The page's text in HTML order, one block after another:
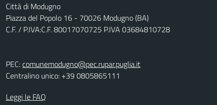
Città di Modugno
Piazza del Popolo 16 - 70026 Modugno (BA)
C.F. / P.IVA:C.F. 80017070725 P.IVA 03684810728
PEC:comunemodugno@pec.rupar.puglia.it
Centralino unico: +39 0805865111
Leggi le FAQ